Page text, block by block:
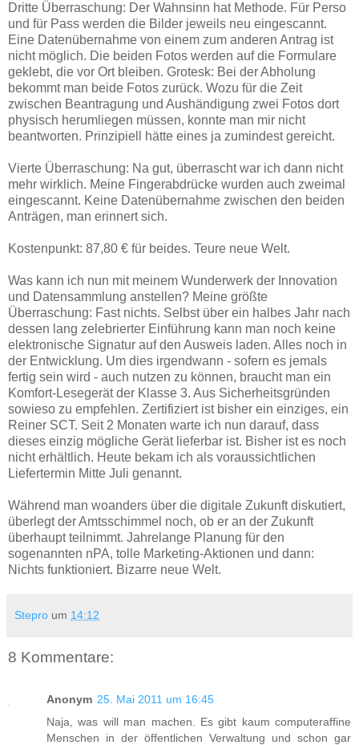
Dritte Überraschung: Der Wahnsinn hat Methode. Für Perso
und für Pass werden die Bilder jeweils neu eingescannt.
Eine Datenübernahme von einem zum anderen Antrag ist
nicht möglich. Die beiden Fotos werden auf die Formulare
geklebt, die vor Ort bleiben. Grotesk: Bei der Abholung
bekommt man beide Fotos zurück. Wozu für die Zeit
zwischen Beantragung und Aushändigung zwei Fotos dort
physisch herumliegen müssen, konnte man mir nicht
beantworten. Prinzipiell hätte eines ja zumindest gereicht.
Vierte Überraschung: Na gut, überrascht war ich dann nicht
mehr wirklich. Meine Fingerabdrücke wurden auch zweimal
eingescannt. Keine Datenübernahme zwischen den beiden
Anträgen, man erinnert sich.
Kostenpunkt: 87,80 € für beides. Teure neue Welt.
Was kann ich nun mit meinem Wunderwerk der Innovation
und Datensammlung anstellen? Meine größte
Überraschung: Fast nichts. Selbst über ein halbes Jahr nach
dessen lang zelebrierter Einführung kann man noch keine
elektronische Signatur auf den Ausweis laden. Alles noch in
der Entwicklung. Um dies irgendwann - sofern es jemals
fertig sein wird - auch nutzen zu können, braucht man ein
Komfort-Lesegerät der Klasse 3. Aus Sicherheitsgründen
sowieso zu empfehlen. Zertifiziert ist bisher ein einziges, ein
Reiner SCT. Seit 2 Monaten warte ich nun darauf, dass
dieses einzig mögliche Gerät lieferbar ist. Bisher ist es noch
nicht erhältlich. Heute bekam ich als voraussichtlichen
Liefertermin Mitte Juli genannt.
Während man woanders über die digitale Zukunft diskutiert,
überlegt der Amtsschimmel noch, ob er an der Zukunft
überhaupt teilnimmt. Jahrelange Planung für den
sogenannten nPA, tolle Marketing-Aktionen und dann:
Nichts funktioniert. Bizarre neue Welt.
Stepro um 14:12
8 Kommentare:
Anonym 25. Mai 2011 um 16:45
Naja, was will man machen. Es gibt kaum computeraffine
Menschen in der öffentlichen Verwaltung und schon gar